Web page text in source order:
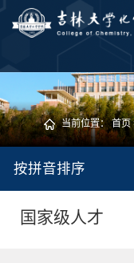
当前位置：首页
按拼音排序
国家级人才